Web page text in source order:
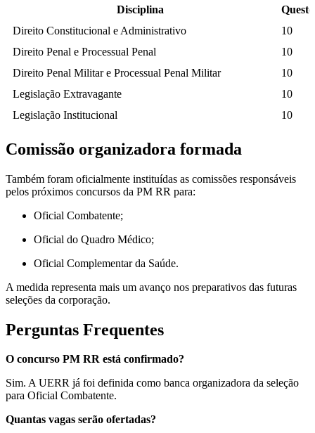
Disciplina
Direito Constitucional e Administrativo
10
Direito Penal e Processual Penal
10
Direito Penal Militar e Processual Penal Militar
10
Legislação Extravagante
10
Legislação Institucional
10
Comissão organizadora formada
Também foram oficialmente instituídas as comissões responsáveis
pelos próximos concursos da PM RR para:
Oficial Combatente;
Oficial do Quadro Médico;
Oficial Complementar da Saúde.
A medida representa mais um avanço nos preparativos das futuras
seleções da corporação.
Perguntas Frequentes
O concurso PM RR está confirmado?
Sim. A UERR já foi definida como banca organizadora da seleção
para Oficial Combatente.
Quantas vagas serão ofertadas?